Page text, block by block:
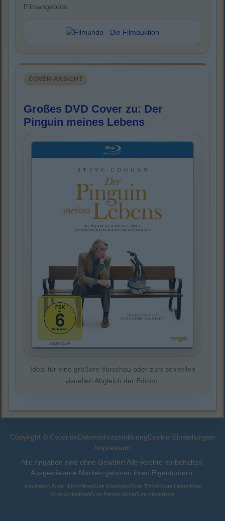
Filmangebote.
COVER-ANSICHT
Großes DVD Cover zu: Der
Pinguin meines Lebens
Ideal für eine größere Vorschau oder zum schnellen
visuellen Abgleich der Edition.
Copyright © Cycor.deDatenschutzerklärungCookie-Einstellungen
Impressum
Alle Angaben sind ohne Gewähr! Alle Rechte vorbehalten.
Ausgewiesene Marken gehören ihren Eigentümern.
Navigation:Gute HorrorfilmeGute KomödienGute ThrillerGute Liebesfilme
Gute ActionfilmeGute FantasyfilmeGute Kinderfilme